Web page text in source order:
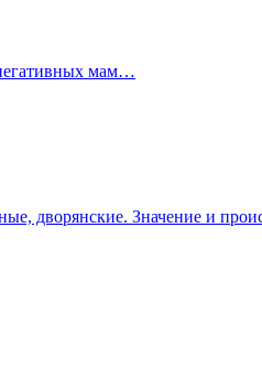
мам…
дворянские. Значение и